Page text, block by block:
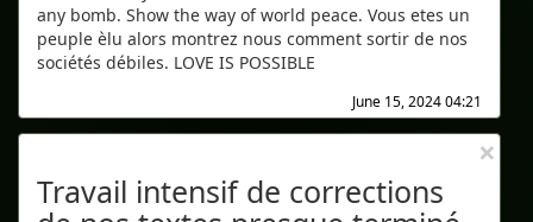
any bomb. Show the way of world peace. Vous etes un
peuple èlu alors montrez nous comment sortir de nos
sociétés débiles. LOVE IS POSSIBLE
June 15, 2024 04:21
×
Travail intensif de corrections